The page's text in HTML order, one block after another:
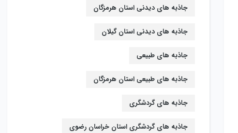
جاذبه های دیدنی استان هرمزگان
جاذبه های دیدنی استان گیلان
جاذبه های طبیعی
جاذبه های طبیعی استان هرمزگان
جاذبه های گردشگری
جاذبه های گردشگری استان خراسان رضوی